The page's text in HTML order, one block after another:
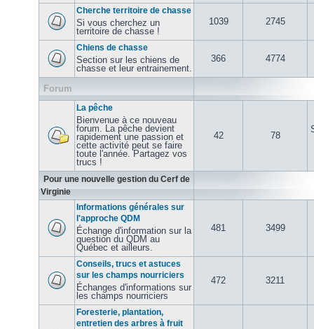
Cherche territoire de chasse
Si vous cherchez un
territoire de chasse !
1039 2745
Chiens de chasse
Section sur les chiens de
chasse et leur entrainement.
366 4774
Forum
La pêche
Bienvenue à ce nouveau
forum. La pêche devient
rapidement une passion et
cette activité peut se faire
toute l'année. Partagez vos
trucs !
42 78
Pour une nouvelle gestion du Cerf de
Virginie
Informations générales sur
l'approche QDM
Échange d'information sur la
question du QDM au
Québec et ailleurs.
481 3499
Conseils, trucs et astuces
sur les champs nourriciers
Échanges d'informations sur
les champs nourriciers
472 3211
Foresterie, plantation,
entretien des arbres à fruit